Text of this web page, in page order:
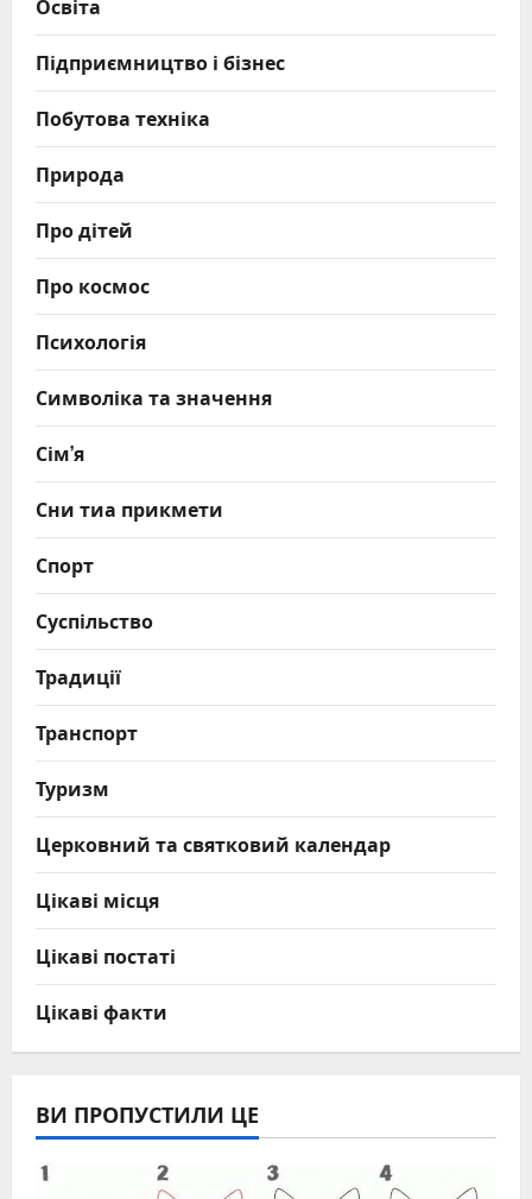
Освіта
Підприємництво і бізнес
Побутова техніка
Природа
Про дітей
Про космос
Психологія
Символіка та значення
Сім’я
Сни тиа прикмети
Спорт
Суспільство
Традиції
Транспорт
Туризм
Церковний та святковий календар
Цікаві місця
Цікаві постаті
Цікаві факти
ВИ ПРОПУСТИЛИ ЦЕ